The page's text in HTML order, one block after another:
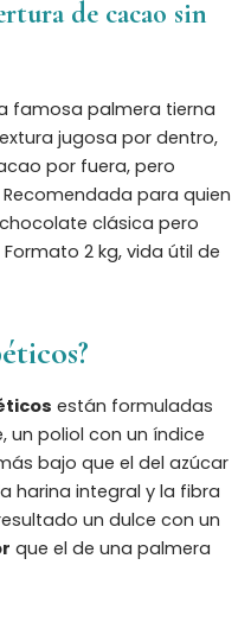
de cacao sin
famosa palmera tierna
jugosa por dentro,
por fuera, pero
para quien
clásica pero
2 kg, vida útil de
están formuladas
poliol con un índice
bajo que el del azúcar
harina integral y la fibra
un dulce con un
que el de una palmera